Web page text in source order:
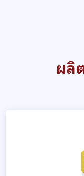
ผลิ